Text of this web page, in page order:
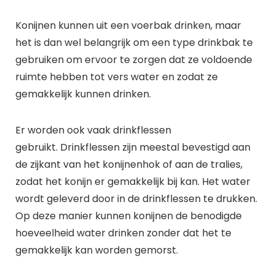
Konijnen kunnen uit een voerbak drinken, maar
het is dan wel belangrijk om een type drinkbak te
gebruiken om ervoor te zorgen dat ze voldoende
ruimte hebben tot vers water en zodat ze
gemakkelijk kunnen drinken.
Er worden ook vaak drinkflessen
gebruikt. Drinkflessen zijn meestal bevestigd aan
de zijkant van het konijnenhok of aan de tralies,
zodat het konijn er gemakkelijk bij kan. Het water
wordt geleverd door in dedrinkflessen te drukken.
Op deze manier kunnen konijnen de benodigde
hoeveelheid water drinken zonder dat het te
gemakkelijk kan worden gemorst.